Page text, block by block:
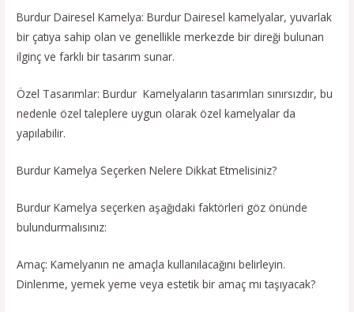
Burdur Dairesel Kamelya: Burdur Dairesel kamelyalar, yuvarlak
bir çatıya sahip olan ve genellikle merkezde bir direği bulunan
ilginç ve farklı bir tasarım sunar.
Özel Tasarımlar: Burdur Kamelyaların tasarımları sınırsızdır, bu
nedenle özel taleplere uygun olarak özel kamelyalar da
yapılabilir.
Burdur Kamelya Seçerken Nelere Dikkat Etmelisiniz?
Burdur Kamelya seçerken aşağıdaki faktörleri göz önünde
bulundurmalısınız:
Amaç: Kamelyanın ne amaçla kullanılacağını belirleyin.
Dinlenme, yemek yeme veya estetik bir amaç mı taşıyacak?